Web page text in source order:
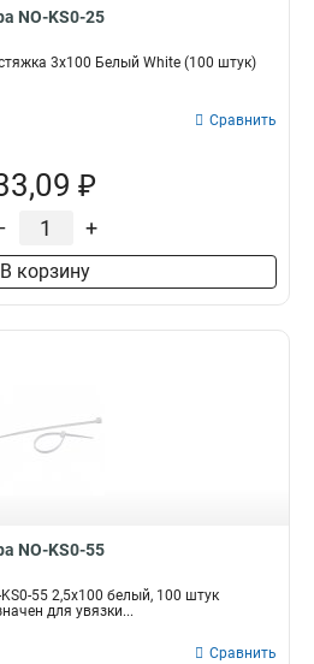
NO-KS0-25
3х100 Белый White (100 штук)
Сравнить
₽
+
В корзину
NO-KS0-55
55 2,5х100 белый, 100 штук
для увязки...
Сравнить